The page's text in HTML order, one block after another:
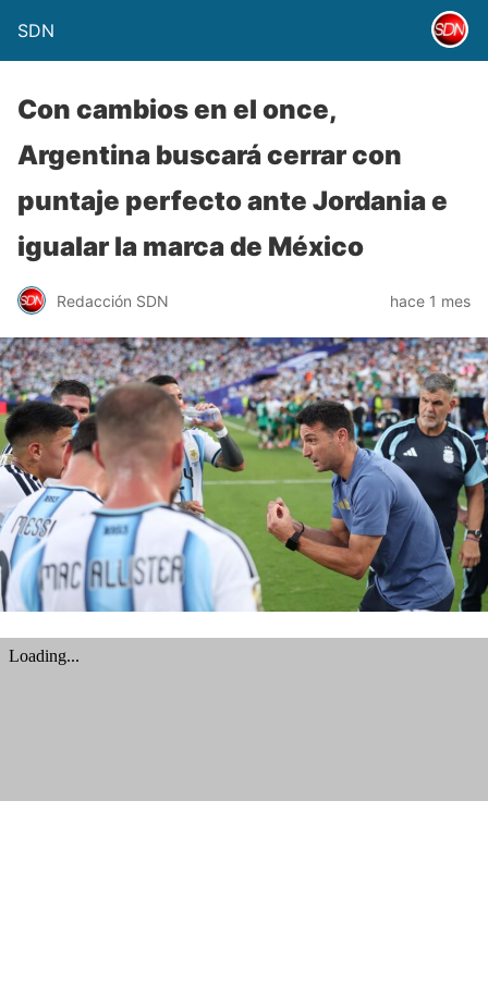
SDN
Con cambios en el once,
Argentina buscará cerrar con
puntaje perfecto ante Jordania e
igualar la marca de México
Redacción SDN hace 1 mes